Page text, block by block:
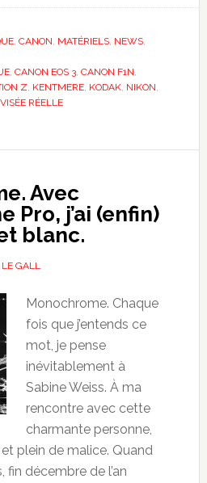
, CANON MATÉRIELS, NEWS,
, CANON EOS 3, CANON F1N
Z KENTMERE, KODAK, NIKON
VISÉE RÉELLE
Avec
Pro, j’ai (enfin)
blanc.
GALL
Monochrome. Chaque
fois que j’entends ce
mot, je pense
inévitablement à
Sabine Weiss. À ma
rencontre avec cette
charmante personne,
plein de malice. Quand
fin décembre de l’an